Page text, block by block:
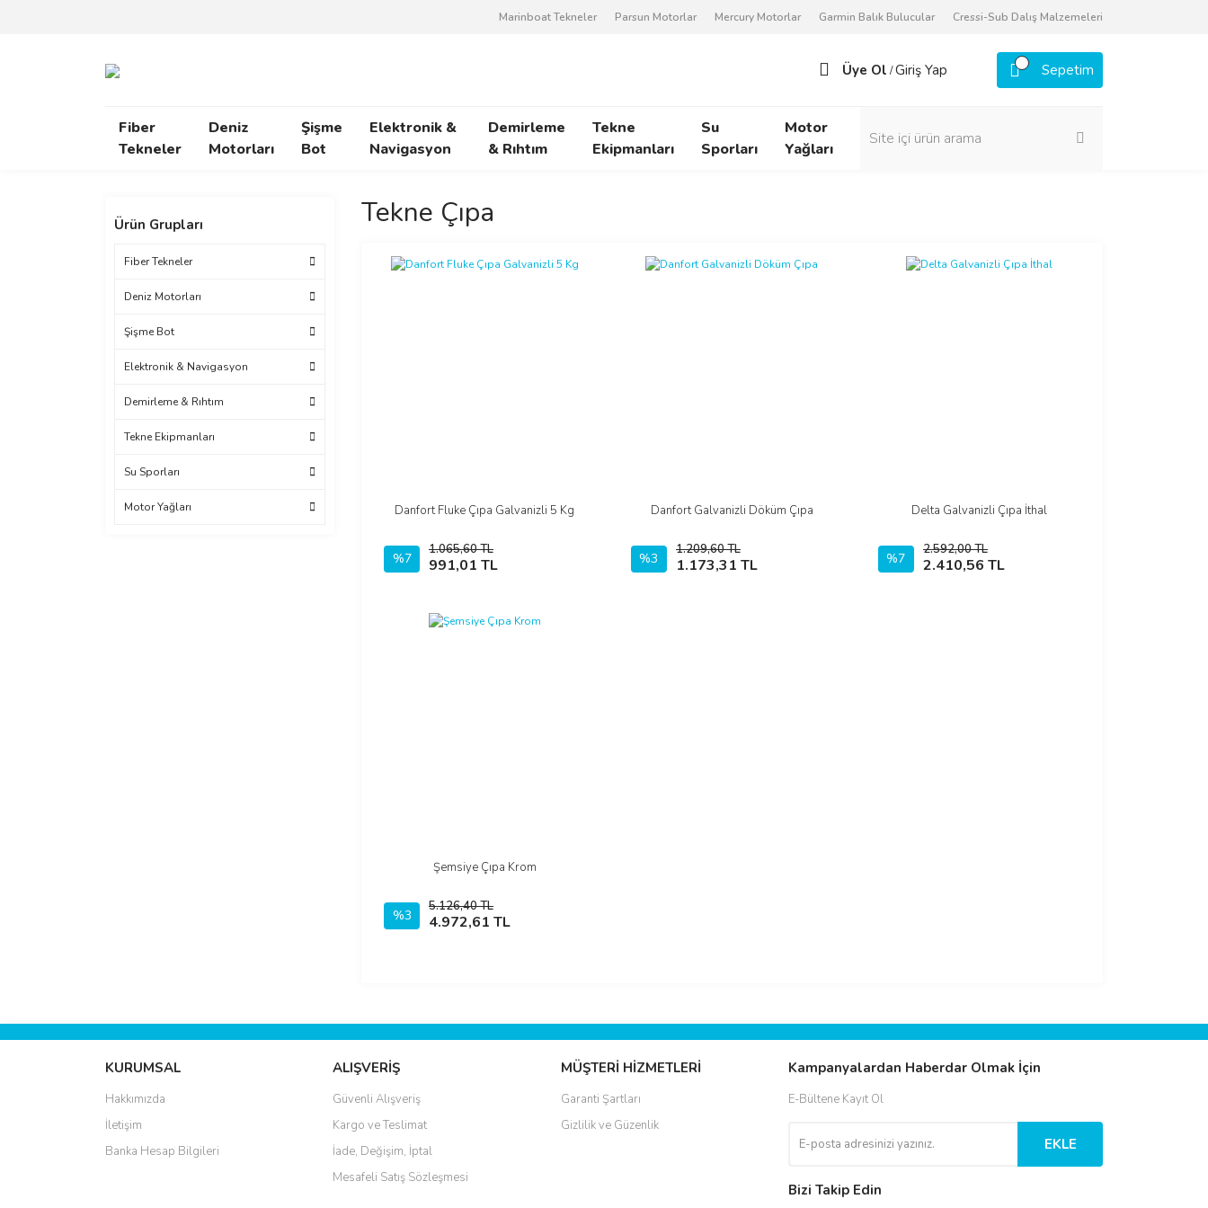
Marinboat Tekneler Parsun Motorlar Mercury Motorlar Garmin Balık Bulucular Cressi-Sub Dalış Malzemeleri
Üye Ol /Giriş Yap Sepetim
Fiber
Tekneler
Deniz
Motorları
Şişme
Bot
Elektronik &
Navigasyon
Demirleme
& Rıhtım
Tekne
Ekipmanları
Su
Sporları
Motor
Yağları
Ürün Grupları
Fiber Tekneler
Deniz Motorları
Şişme Bot
Elektronik & Navigasyon
Demirleme & Rıhtım
Tekne Ekipmanları
Su Sporları
Motor Yağları
Tekne Çıpa
Danfort Fluke Çıpa Galvanizli 5 Kg
%7
1.065,60 TL
991,01 TL
İncele
Sepete Ekle
Danfort Galvanizli Döküm Çıpa
%3
1.209,60 TL
1.173,31 TL
İncele
Sepete Ekle
Delta Galvanizli Çıpa İthal
%7
2.592,00 TL
2.410,56 TL
İncele
Sepete Ekle
Şemsiye Çıpa Krom
%3
5.126,40 TL
4.972,61 TL
İncele
Sepete Ekle
KURUMSAL
Hakkımızda
İletişim
Banka Hesap Bilgileri
ALIŞVERİŞ
Güvenli Alışveriş
Kargo ve Teslimat
İade, Değişim, İptal
Mesafeli Satış Sözleşmesi
MÜŞTERİ HİZMETLERİ
Garanti Şartları
Gizlilik ve Güzenlik
Kampanyalardan Haberdar Olmak İçin
E-Bültene Kayıt Ol
EKLE
Bizi Takip Edin